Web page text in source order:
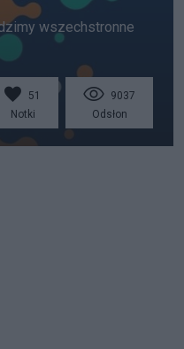
wszechstronne
51
Notki
9037
Odsłon